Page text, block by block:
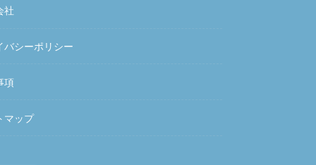
社
バシーポリシー
項
マップ